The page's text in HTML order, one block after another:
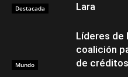
Destacada
Lara
Mundo
Líderes de
coalición
de